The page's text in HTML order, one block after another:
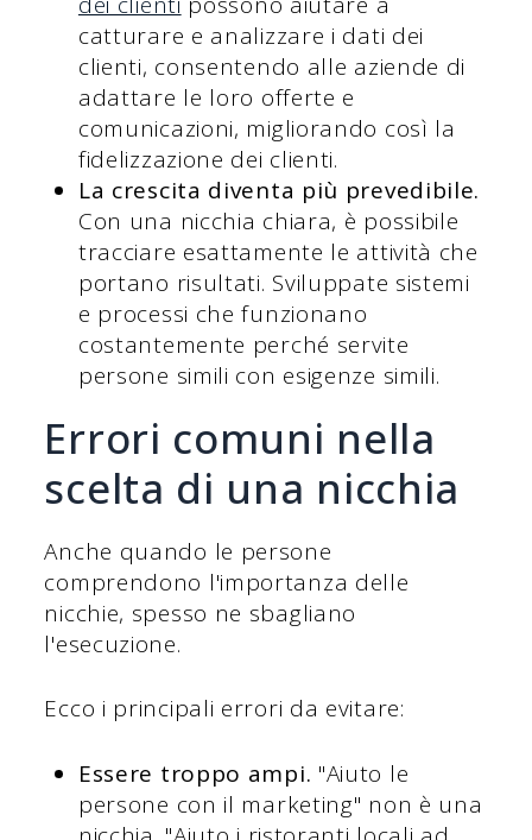
catturare e analizzare i dati dei
clienti, consentendo alle aziende di
adattare le loro offerte e
comunicazioni, migliorando così la
fidelizzazione dei clienti.
La crescita diventa più prevedibile.
Con una nicchia chiara, è possibile
tracciare esattamente le attività che
portano risultati. Sviluppate sistemi
e processi che funzionano
costantemente perché servite
persone simili con esigenze simili.
Errori comuni nella
scelta di una nicchia
Anche quando le persone
comprendono l'importanza delle
nicchie, spesso ne sbagliano
l'esecuzione.
Ecco i principali errori da evitare:
Essere troppo ampi. "Aiuto le
persone con il marketing" non è una